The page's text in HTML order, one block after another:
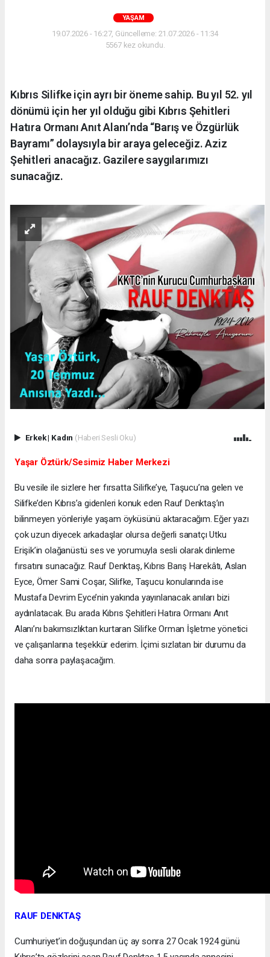
YAŞAM
19.07.2026 - 16:27, Güncelleme: 21.07.2026 - 11:34
5567 kez okundu.
Kıbrıs Silifke için ayrı bir öneme sahip. Bu yıl 52. yıl
dönümü için her yıl olduğu gibi Kıbrıs Şehitleri
Hatıra Ormanı Anıt Alanı’nda “Barış ve Özgürlük
Bayramı” dolaysıyla bir araya geleceğiz. Aziz
Şehitleri anacağız. Gazilere saygılarımızı
sunacağız.
Erkek| Kadın (Haberi Sesli Oku)
Yaşar Öztürk/Sesimiz Haber Merkezi
Bu vesile ile sizlere her fırsatta Silifke’ye, Taşucu’na gelen ve
Silifke’den Kıbrıs’a gidenleri konuk eden Rauf Denktaş’ın
bilinmeyen yönleriyle yaşam öyküsünü aktaracağım. Eğer yazı
çok uzun diyecek arkadaşlar olursa değerli sanatçı Utku
Erişik’in olağanüstü ses ve yorumuyla sesli olarak dinleme
fırsatını sunacağız. Rauf Denktaş, Kıbrıs Barış Harekâtı, Aslan
Eyce, Ömer Sami Coşar, Silifke, Taşucu konularında ise
Mustafa Devrim Eyce’nin yakında yayınlanacak anıları bizi
aydınlatacak. Bu arada Kıbrıs Şehitleri Hatıra Ormanı Anıt
Alanı’nı bakımsızlıktan kurtaran Silifke Orman İşletme yönetici
ve çalışanlarına teşekkür ederim. İçimi sızlatan bir durumu da
daha sonra paylaşacağım.
RAUF DENKTAŞ
Cumhuriyet’in doğuşundan üç ay sonra 27 Ocak 1924 günü